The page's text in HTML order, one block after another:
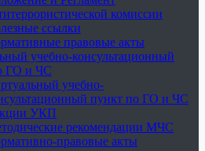
комиссии
ссылки
правовые акты
учебно-консультационный
ГО и ЧС
учебно-
пункт по ГО и ЧС
УКП
рекомендации МЧС
правовые акты